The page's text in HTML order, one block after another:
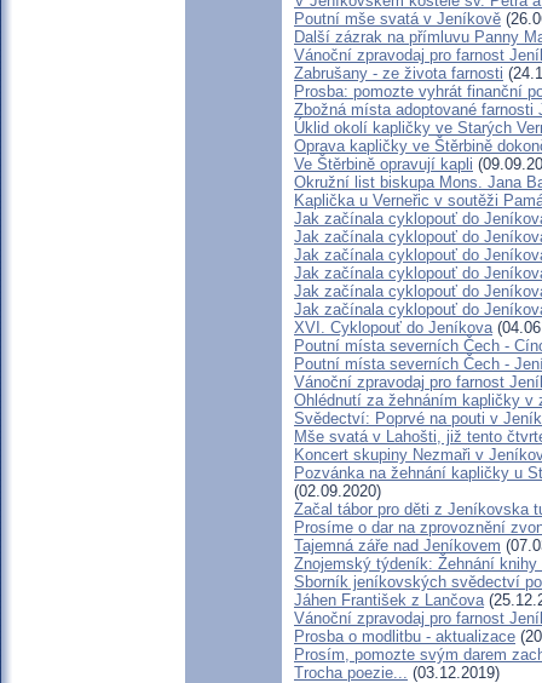
Poutní mše svatá v Jeníkově
Další zázrak na přímluvu Panny
Vánoční zpravodaj pro farnost
Zabrušany - ze života farnosti
Prosba: pomozte vyhrát finanční
Zbožná místa adoptované farnosti
Úklid okolí kapličky ve Starých
Oprava kapličky ve Štěrbině
Ve Štěrbině opravují kapli
Okružní list biskupa Mons. Jana
Kaplička u Verneřic v soutěži
Jak začínala cyklopouť do
Jak začínala cyklopouť do
Jak začínala cyklopouť do
Jak začínala cyklopouť do
Jak začínala cyklopouť do
Jak začínala cyklopouť do
XVI. Cyklopouť do Jeníkova
Poutní místa severních Čech -
Poutní místa severních Čech -
Vánoční zpravodaj pro farnost
Ohlédnutí za žehnáním kapličky v
Svědectví: Poprvé na pouti v
Mše svatá v Lahošti, již tento
Koncert skupiny Nezmaři v
Pozvánka na žehnání kapličky u
(02.09.2020)
Začal tábor pro děti z Jeníkovska
Prosíme o dar na zprovoznění
Tajemná záře nad Jeníkovem
Znojemský týdeník: Žehnání
Sborník jeníkovských svědectví
Jáhen František z Lančova
Vánoční zpravodaj pro farnost
Prosba o modlitbu - aktualizace
Prosím, pomozte svým darem
Trocha poezie... (03.12.2019)